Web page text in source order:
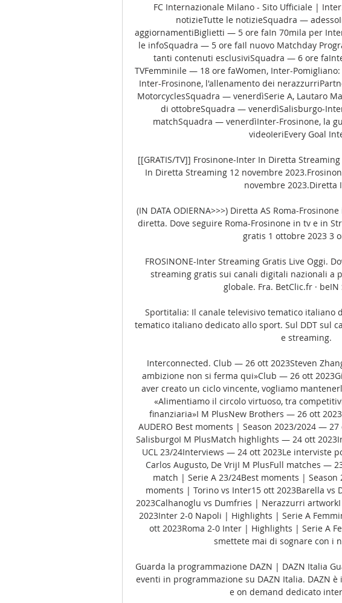
FC Internazionale Milano - Sito Ufficiale |
notizieTutte le notizieSquadra —
aggiornamentiBiglietti — 5 ore faIn 70mila per
le infoSquadra — 5 ore faIl nuovo Matchday
tanti contenuti esclusiviSquadra — 6 ore
TVFemminile — 18 ore faWomen, Inter-
Inter-Frosinone, l'allenamento dei
MotorcyclesSquadra — venerdìSerie A, Lautaro
di ottobreSquadra — venerdìSalisburgo-
matchSquadra — venerdìInter-Frosinone, la
videoIeriEvery Goal
[[GRATIS/TV]] Frosinone-Inter In Diretta
In Diretta Streaming 12 novembre
novembre 2023.Diretta
(IN DATA ODIERNA>>>) Diretta AS Roma-
diretta. Dove seguire Roma-Frosinone in tv e in
gratis 1 ottobre 2023 3
FROSINONE-Inter Streaming Gratis Live Oggi.
streaming gratis sui canali digitali nazionali a
globale. Fra. BetClic.fr ·
Sportitalia: Il canale televisivo tematico italiano
tematico italiano dedicato allo sport. Sul DDT sul
e streaming.
Interconnected. Club — 26 ott 2023Steven
ambizione non si ferma qui»Club — 26 ott
aver creato un ciclo vincente, vogliamo
«Alimentiamo il circolo virtuoso, tra
finanziaria»I M PlusNew Brothers — 26 ott
AUDERO Best moments | Season 2023/2024 —
SalisburgoI M PlusMatch highlights — 24 ott
UCL 23/24Interviews — 24 ott 2023Le interviste
Carlos Augusto, De VrijI M PlusFull matches —
match | Serie A 23/24Best moments |
moments | Torino vs Inter15 ott 2023Barella
2023Calhanoglu vs Dumfries | Nerazzurri
2023Inter 2-0 Napoli | Highlights | Serie A
ott 2023Roma 2-0 Inter | Highlights | Serie A
smettete mai di sognare con i
Guarda la programmazione DAZN | DAZN Italia
eventi in programmazione su DAZN Italia. DAZN
e on demand dedicato